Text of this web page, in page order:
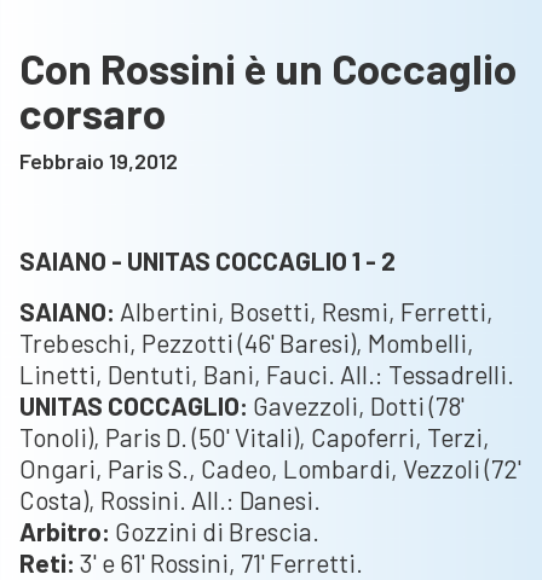
Con Rossini è un Coccaglio
corsaro
Febbraio 19,2012
SAIANO - UNITAS COCCAGLIO 1 - 2
SAIANO: Albertini, Bosetti, Resmi, Ferretti,
Trebeschi, Pezzotti (46' Baresi), Mombelli,
Linetti, Dentuti, Bani, Fauci. All.: Tessadrelli.
UNITAS COCCAGLIO: Gavezzoli, Dotti (78'
Tonoli), Paris D. (50' Vitali), Capoferri, Terzi,
Ongari, Paris S., Cadeo, Lombardi, Vezzoli (72'
Costa), Rossini. All.: Danesi.
Arbitro: Gozzini di Brescia.
Reti: 3' e 61' Rossini, 71' Ferretti.